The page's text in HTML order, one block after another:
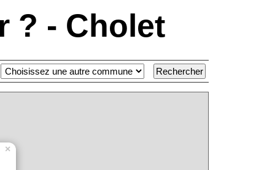
? - Cholet
×